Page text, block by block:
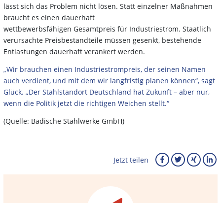
lässt sich das Problem nicht lösen. Statt einzelner Maßnahmen
braucht es einen dauerhaft
wettbewerbsfähigen Gesamtpreis für Industriestrom. Staatlich
verursachte Preisbestandteile müssen gesenkt, bestehende
Entlastungen dauerhaft verankert werden.
„Wir brauchen einen Industriestrompreis, der seinen Namen
auch verdient, und mit dem wir langfristig planen können“, sagt
Glück. „Der Stahlstandort Deutschland hat Zukunft – aber nur,
wenn die Politik jetzt die richtigen Weichen stellt.“
(Quelle: Badische Stahlwerke GmbH)
Jetzt teilen